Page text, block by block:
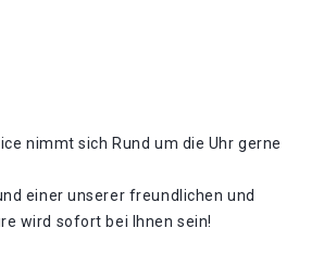
nimmt sich Rund um die Uhr gerne
einer unserer freundlichen und
wird sofort bei Ihnen sein!